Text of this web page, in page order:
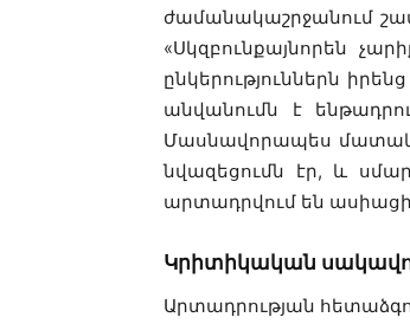
ժամանակաշրջանում
«Սկզբունքայնորեն
ընկերություններն
անվանումն է
Մասնավորապես
նվազեցումն էր, և
արտադրվում են
Կրիտիկական
Արտադրության